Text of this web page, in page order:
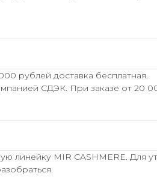
рублей доставка бесплатная.
СДЭК. При заказе от 20
линейку MIR CASHMERE.